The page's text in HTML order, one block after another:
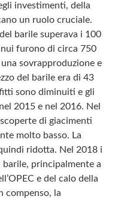
investimenti, della
un ruolo cruciale.
barile superava i 100
furono di circa 750
sovrapproduzione e
del barile era di 43
sono diminuiti e gli
2015 e nel 2016. Nel
di giacimenti
molto basso. La
ridotta. Nel 2018 i
principalmente a
e del calo della
compenso, la